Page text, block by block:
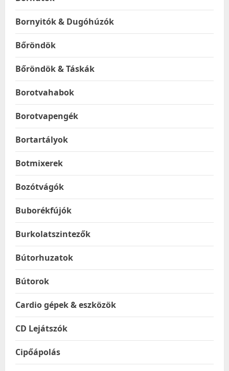
Bornyitók & Dugóhúzók
Bőröndök
Bőröndök & Táskák
Borotvahabok
Borotvapengék
Bortartályok
Botmixerek
Bozótvágók
Buborékfújók
Burkolatszintezők
Bútorhuzatok
Bútorok
Cardio gépek & eszközök
CD Lejátszók
Cipőápolás